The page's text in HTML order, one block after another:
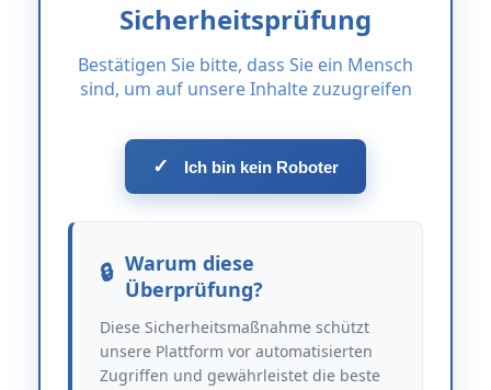
Sicherheitsprüfung
Bestätigen Sie bitte, dass Sie ein Mensch
sind, um auf unsere Inhalte zuzugreifen
✓ Ich bin kein Roboter
Warum diese
Überprüfung?
Diese Sicherheitsmaßnahme schützt
unsere Plattform vor automatisierten
Zugriffen und gewährleistet die beste